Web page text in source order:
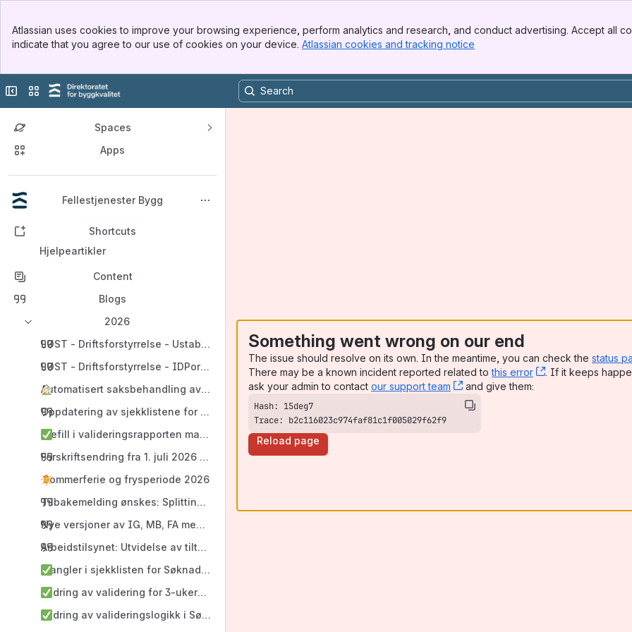
Top Bar
Sidebar
Atlassian uses cookies to improve your browsing experience, perform analytics and research, and conduct advertising. Accept all
indicate that you agree to our use of cookies on your device. Atlassian cookies and tracking notice
Collapse sidebar
Switch sites or apps
Spaces
Apps
Fellestjenester Bygg
Back to top
Shortcuts
Hjelpeartikler
Content
Blogs
2026
LØST - Driftsforstyrrelse - Ustabilitet FIKS SvarUt 05. august
LØST - Driftsforstyrrelse - IDPorten og Maskinporten
Automatisert saksbehandling av søknad om ferdigattest klar i test
Oppdatering av sjekklistene for byggesak
Prefill i valideringsrapporten mangler
Forskriftsendring fra 1. juli 2026 fritar flere energitiltak fra søknadsplikt på småhusbebyggelse
Sommerferie og frysperiode 2026
Tilbakemelding ønskes: Splitting av vedleggstype for dispensasjonsøknad/vedtak og sammenheng med 3-ukers krav i
Nye versjoner av IG, MB, FA med ny validering, automatiseringskrav og sjekklisteutfall
Arbeidstilsynet: Utvidelse av tiltakstyper for Arbeidstilsynet - Antennesystem med høyde over 5m
Mangler i sjekklisten for Søknad om ett trinn (PROD)
Endring av validering for 3-ukersfrist
Endring av valideringslogikk i Søknad om endring - prod
Something went wrong on our end
The issue should resolve on its own. In the meantime, you can check the status
There may be a known incident reported related tothis error , (opens new
. If it keeps
ask your admin to contact our support team , (opens new window)
and give them:
Trace: b2c116023c974faf81c1f005029f62f9
Reload page